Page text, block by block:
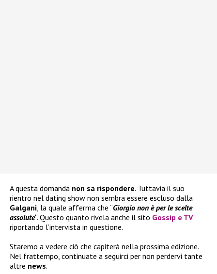
A questa domanda non sa rispondere. Tuttavia il suo
rientro nel dating show non sembra essere escluso dalla
Galgani, la quale afferma che “Giorgio non è per le scelte
assolute“. Questo quanto rivela anche il sito Gossip e TV
riportando l’intervista in questione.
Staremo a vedere ciò che capiterà nella prossima edizione.
Nel frattempo, continuate a seguirci per non perdervi tante
altre news.